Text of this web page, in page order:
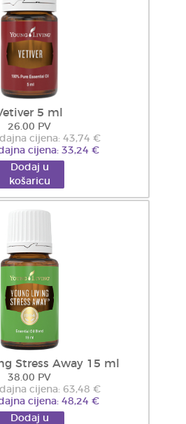
5 ml
26.00 PV
cijena: 43,74 €
cijena: 33,24 €
Dodaj u
košaricu
Stress Away 15 ml
38.00 PV
cijena: 63,48 €
cijena: 48,24 €
Dodaj u